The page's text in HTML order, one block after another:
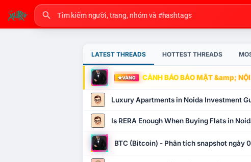
LATEST THREADS HOTTEST THREADS
VÀNG CẢNH BÁO BẢO MẬT &amp;
Luxury Apartments in Noida Investment
Is RERA Enough When Buying Flats in
BTC (Bitcoin) - Phân tích snapshot ngày